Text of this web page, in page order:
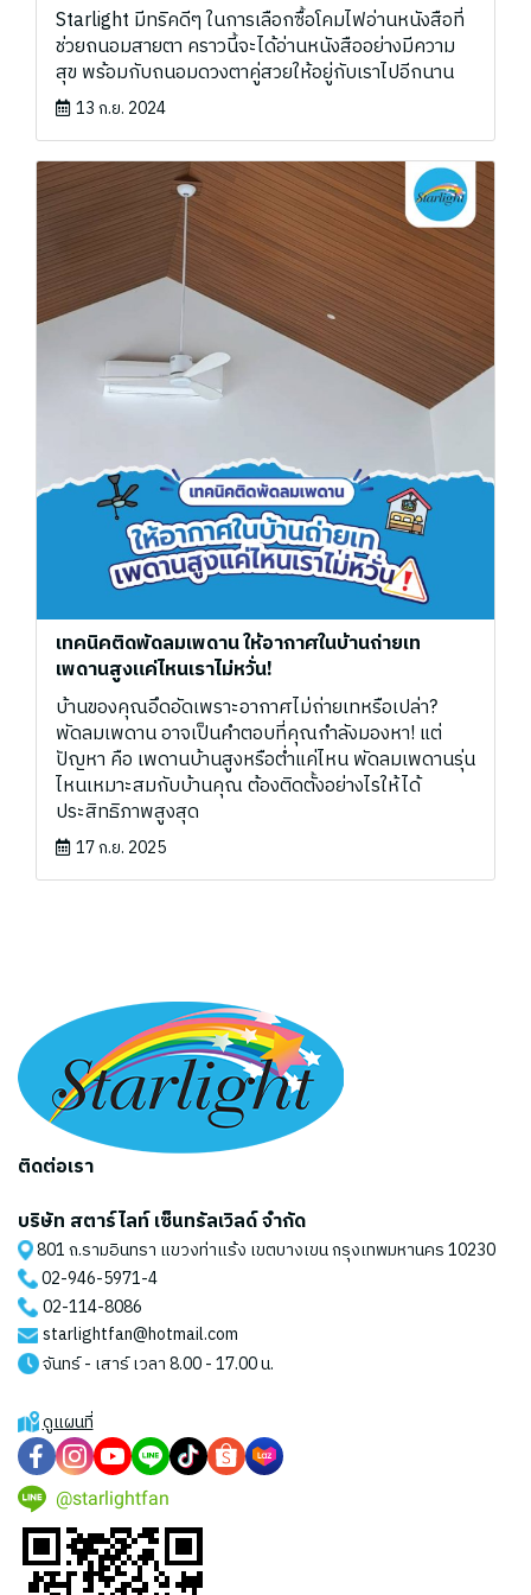
Starlight มีทริคดีๆ ในการเลือกซื้อโคมไฟอ่านหนังสือที่
ช่วยถนอมสายตา คราวนี้จะได้อ่านหนังสืออย่างมีความ
สุข พร้อมกับถนอมดวงตาคู่สวยให้อยู่กับเราไปอีกนาน
13 ก.ย. 2024
เทคนิคติดพัดลมเพดาน ให้อากาศในบ้านถ่ายเท
เพดานสูงแค่ไหนเราไม่หวั่น!
บ้านของคุณอึดอัดเพราะอากาศไม่ถ่ายเทหรือเปล่า?
พัดลมเพดาน อาจเป็นคำตอบที่คุณกำลังมองหา! แต่
ปัญหา คือ เพดานบ้านสูงหรือต่ำแค่ไหน พัดลมเพดานรุ่น
ไหนเหมาะสมกับบ้านคุณ ต้องติดตั้งอย่างไรให้ได้
ประสิทธิภาพสูงสุด
17 ก.ย. 2025
ติดต่อเรา
บริษัท สตาร์ไลท์ เซ็นทรัลเวิลด์ จำกัด
801 ถ.รามอินทรา แขวงท่าแร้ง เขตบางเขน กรุงเทพมหานคร 10230
02-946-5971-4
02-114-8086
starlightfan@hotmail.com
จันทร์ - เสาร์ เวลา 8.00 - 17.00 น.
ดูแผนที่
@starlightfan